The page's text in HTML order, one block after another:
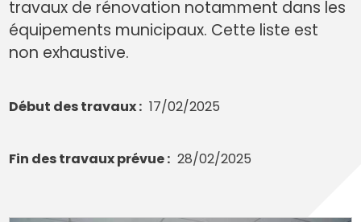
travaux de rénovation notamment dans les
équipements municipaux. Cette liste est
non exhaustive.
Début des travaux 17/02/2025
Fin des travaux prévue 28/02/2025